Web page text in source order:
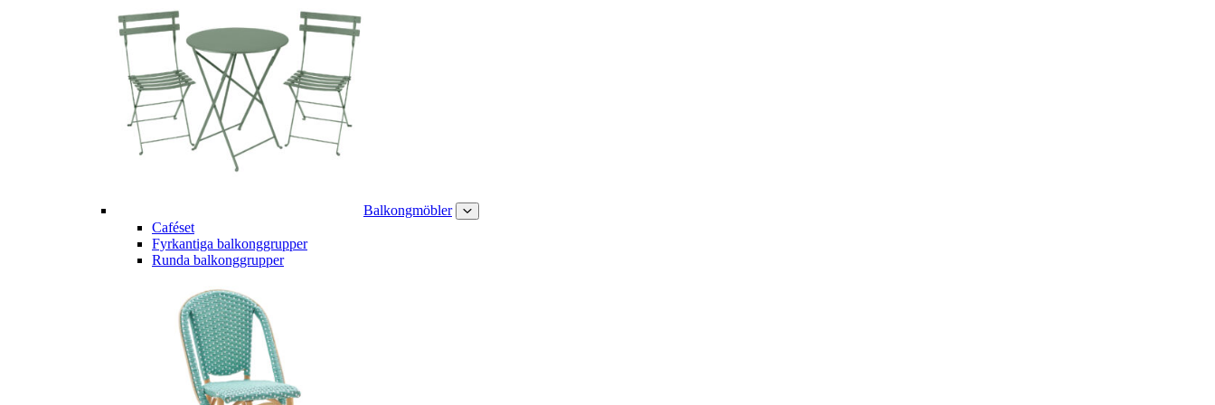
Balkongmöbler
Caféset
Fyrkantiga balkonggrupper
Runda balkonggrupper